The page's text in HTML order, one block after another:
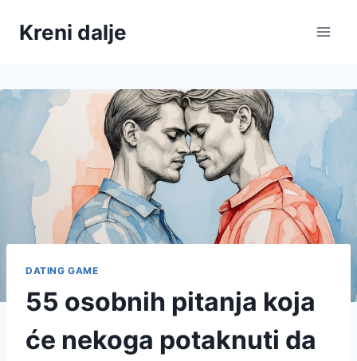
Kreni dalje
DATING GAME
55 osobnih pitanja koja
će nekoga potaknuti da